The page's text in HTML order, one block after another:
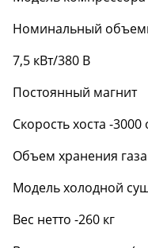
Номинальный
7,5 кВт/380 В
Постоянный магнит
Скорость хоста -
Объем хранения
Модель холодной
Вес нетто -260 кг